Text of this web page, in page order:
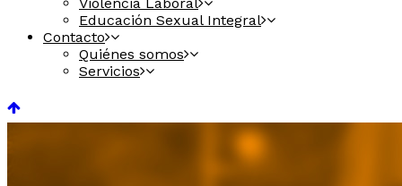
Educación Sexual Integral
Contacto
Quiénes somos
Servicios